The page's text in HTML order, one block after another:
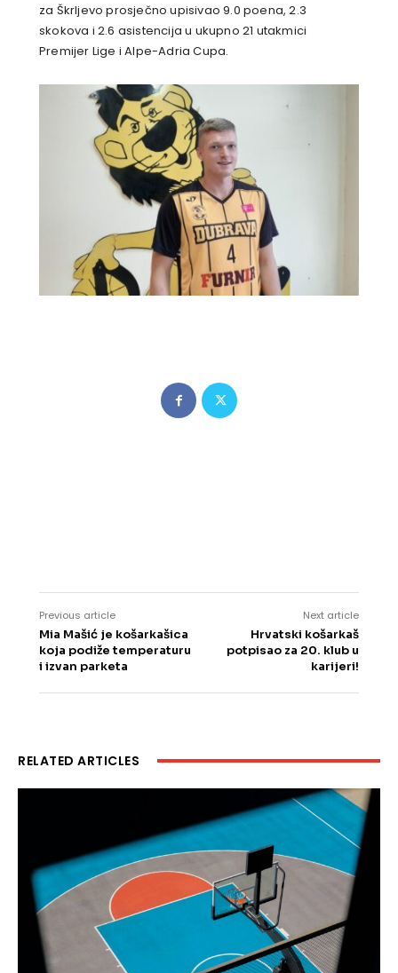
za Škrljevo prosječno upisivao 9.0 poena, 2.3
skokova i 2.6 asistencija u ukupno 21 utakmici
Premijer Lige i Alpe-Adria Cupa.
Previous article
Mia Mašić je košarkašica
koja podiže temperaturu
i izvan parketa
Next article
Hrvatski košarkaš
potpisao za 20. klub u
karijeri!
RELATED ARTICLES